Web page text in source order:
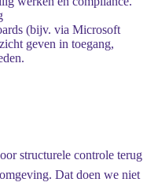
(bijv. via Microsoft
geven in toegang,
structurele controle terug
Dat doen we niet